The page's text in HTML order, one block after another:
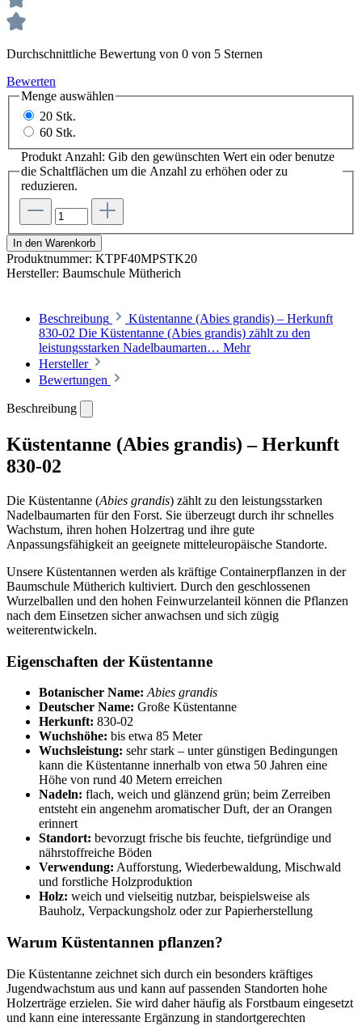
Durchschnittliche Bewertung von 0 von 5 Sternen
Bewerten
Menge auswählen
20 Stk.
60 Stk.
Produkt Anzahl: Gib den gewünschten Wert ein oder benutze
die Schaltflächen um die Anzahl zu erhöhen oder zu
reduzieren.
In den Warenkorb
Produktnummer: KTPF40MPSTK20
Hersteller: Baumschule Mütherich
Beschreibung
Küstentanne (Abies grandis) – Herkunft
830-02 Die Küstentanne (Abies grandis) zählt zu den
leistungsstarken Nadelbaumarten… Mehr
Hersteller
Bewertungen
Beschreibung
Küstentanne (Abies grandis) – Herkunft
830-02
Die Küstentanne (Abies grandis) zählt zu den leistungsstarken
Nadelbaumarten für den Forst. Sie überzeugt durch ihr schnelles
Wachstum, ihren hohen Holzertrag und ihre gute
Anpassungsfähigkeit an geeignete mitteleuropäische Standorte.
Unsere Küstentannen werden als kräftige Containerpflanzen in der
Baumschule Mütherich kultiviert. Durch den geschlossenen
Wurzelballen und den hohen Feinwurzelanteil können die Pflanzen
nach dem Einsetzen sicher anwachsen und sich zügig
weiterentwickeln.
Eigenschaften der Küstentanne
Botanischer Name: Abies grandis
Deutscher Name: Große Küstentanne
Herkunft: 830-02
Wuchshöhe: bis etwa 85 Meter
Wuchsleistung: sehr stark – unter günstigen Bedingungen
kann die Küstentanne innerhalb von etwa 50 Jahren eine
Höhe von rund 40 Metern erreichen
Nadeln: flach, weich und glänzend grün; beim Zerreiben
entsteht ein angenehm aromatischer Duft, der an Orangen
erinnert
Standort: bevorzugt frische bis feuchte, tiefgründige und
nährstoffreiche Böden
Verwendung: Aufforstung, Wiederbewaldung, Mischwald
und forstliche Holzproduktion
Holz: weich und vielseitig nutzbar, beispielsweise als
Bauholz, Verpackungsholz oder zur Papierherstellung
Warum Küstentannen pflanzen?
Die Küstentanne zeichnet sich durch ein besonders kräftiges
Jugendwachstum aus und kann auf passenden Standorten hohe
Holzerträge erzielen. Sie wird daher häufig als Forstbaum eingesetzt
und kann eine interessante Ergänzung in standortgerechten